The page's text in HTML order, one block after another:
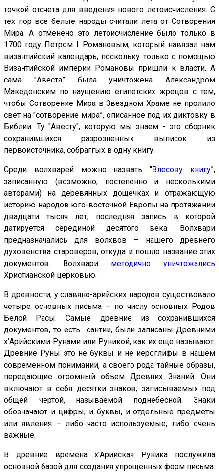
точкой отсчета для введения нового летоисчисления. С
тех пор все белые народы считали лета от Сотворения
Мира. А отменено это летоисчисление было только в
1700 году Петром I Романовым, который навязал нам
византийский календарь, поскольку только с помощью
Византийской империи Романовы пришли к власти. А
сама "Авеста” была уничтожена Александром
Македонским по наущению египетских жрецов с тем,
чтобы Сотворение Мира в Звездном Храме не пролило
свет на "сотворение мира”, описанное под их диктовку в
Библии. Ту "Авесту", которую мы знаем - это сборник
сохранившихся разрозненных выписок из
первоисточника, собраггых в одну книгу.
Среди волхварей можно назвать "Влесову книгу”,
записанную (возможно, постепенно и несколькими
авторами) на деревянных дощечках и отражающую
историю народов юго-восточной Европы на протяжении
двадцати тысяч лет, последняя запись в которой
датируется серединой десятого века. Волхвари
предназначались для волхвов – нашего древнего
духовенства староверов, откуда и пошло название этих
документов. Волхвари методично уничтожались
Христианской церковью.
В древности, у славяно-арийских народов существовало
четыре основных письма – по числу основных Родов
Белой Расы. Самые древние из сохранившихся
документов, то есть сантии, были записаны Древними
х’Арийскими Рунами или Руникой, как их еще называют.
Древние Руны это не буквы и не иероглифы в нашем
современном понимании, а своего рода тайные образы,
передающие огромный объем Древних Знаний. Они
включают в себя десятки знаков, записываемых под
общей чертой, называемой поднебесной. Знаки
обозначают и цифры, и буквы, и отдельные предметы
или явления – либо часто используемые, либо очень
важные.
В древние времена х’Арийская Руника послужила
основной базой для создания упрощенных форм письма: